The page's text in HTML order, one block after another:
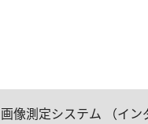
画像測定システム （イン